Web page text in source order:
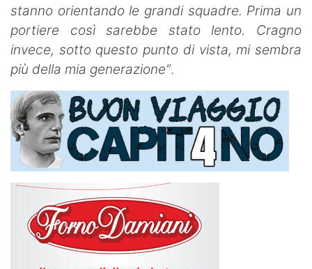
stanno orientando le grandi squadre. Prima un
portiere così sarebbe stato lento. Cragno
invece, sotto questo punto di vista, mi sembra
più della mia generazione”.